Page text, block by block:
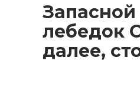
лебедок
далее,